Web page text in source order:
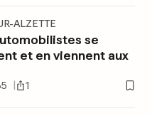
ALZETTE
se
et en viennent aux
1